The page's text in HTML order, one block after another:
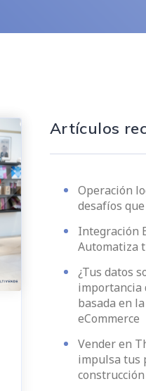
Artículos
Operación
desafíos
Integración
Automatiza
¿Tus datos
importancia
basada en
eCommerce
Vender en
impulsa tus